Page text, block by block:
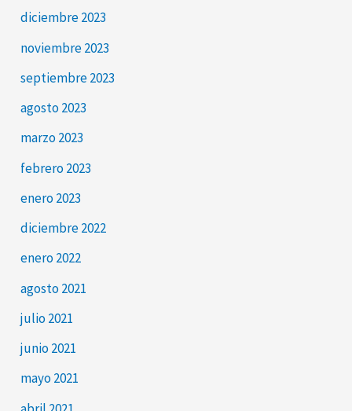
diciembre 2023
noviembre 2023
septiembre 2023
agosto 2023
marzo 2023
febrero 2023
enero 2023
diciembre 2022
enero 2022
agosto 2021
julio 2021
junio 2021
mayo 2021